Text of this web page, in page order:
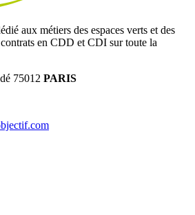
aux métiers des espaces verts et des
en CDD et CDI sur toute la
75012 PARIS